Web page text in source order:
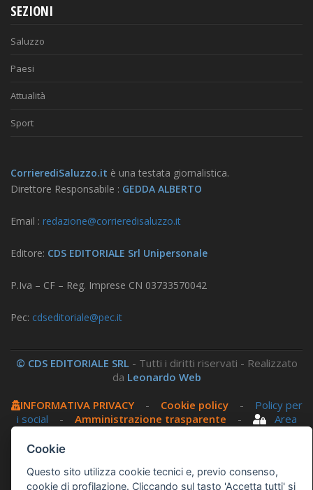
SEZIONI
Saluzzo
Paesi
Attualità
Sport
CorrierediSaluzzo.it è una testata giornalistica.
Direttore Responsabile : GEDDA ALBERTO
Email : redazione@corrieredisaluzzo.it
Editore: CDS EDITORIALE Srl Unipersonale
P.Iva – CF – Reg. Imprese CN 03733570042
Pec: cdseditoriale@pec.it
© CDS EDITORIALE SRL - Tutti i diritti riservati - Realizzato
da Leonardo Web
INFORMATIVA PRIVACY- Cookie policy- Policy per
i social - Amministrazione trasparente -
Area
Questo sito utilizza, nella versione per UTENTI CON
DISLESSIA,Biancoenero ®, una font italiana ad Alta
Cookie
Questo sito utilizza cookie tecnici e, previo consenso,
cookie di profilazione. Cliccando sul tasto 'Accetta tutti' si